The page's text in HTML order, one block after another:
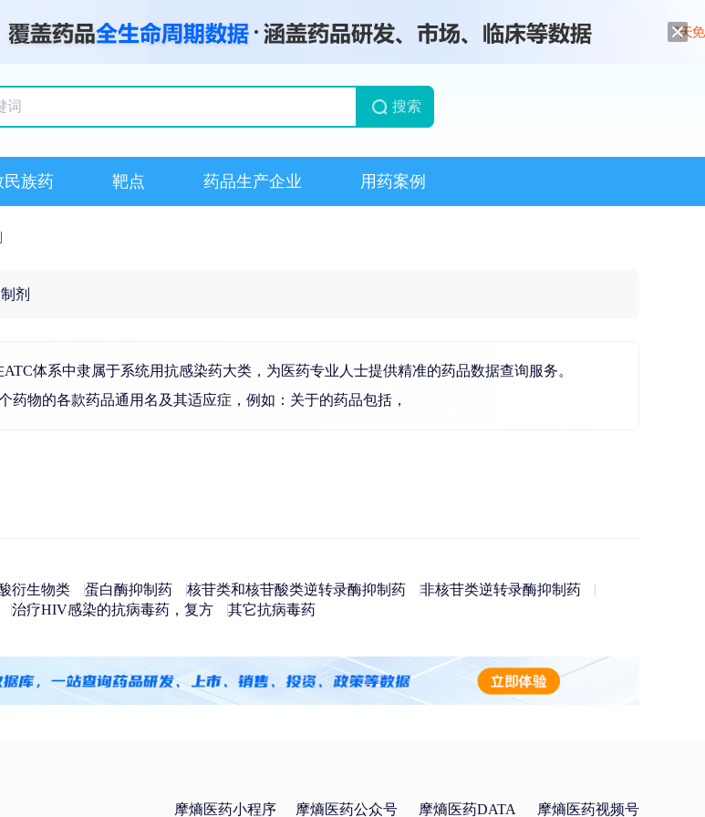
搜索
民族药 靶点 药品生产企业 用药案例
剂
体系中隶属于系统用抗感染药大类，为医药专业人士提供精准的药品数据查询服务。
物的各款药品通用名及其适应症，例如：关于的药品包括，
衍生物类 蛋白酶抑制药 核苷类和核苷酸类逆转录酶抑制药
非核苷类逆转录酶抑制药
治疗HIV感染的抗病毒药，复方 其它抗病毒药
摩熵医药小程序 摩熵医药公众号 摩熵医药DATA 摩熵医药视频号